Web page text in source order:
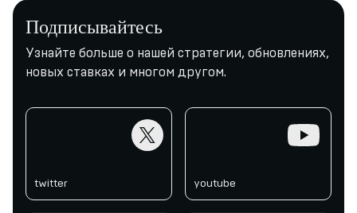
Подписывайтесь
Узнайте больше о нашей стратегии, обновлениях,
новых ставках и многом другом.
twitter youtube